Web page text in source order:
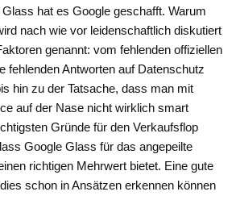
hat es Google geschafft. Warum
nach wie vor leidenschaftlich diskutiert
genannt: vom fehlenden offiziellen
fehlenden Antworten auf Datenschutz
hin zu der Tatsache, dass man mit
auf der Nase nicht wirklich smart
Gründe für den Verkaufsflop
Google Glass für das angepeilte
richtigen Mehrwert bietet. Eine gute
schon in Ansätzen erkennen können